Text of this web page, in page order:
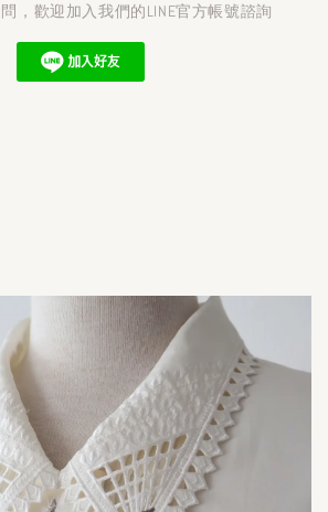
，歡迎加入我們的LINE官方帳號諮詢